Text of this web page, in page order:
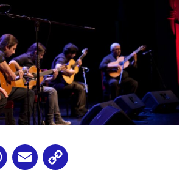
WhatsApp
Email